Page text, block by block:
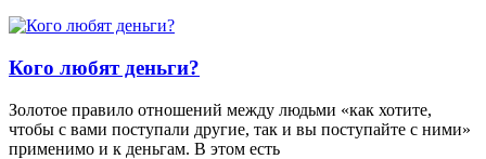
Кого любят деньги?
Золотое правило отношений между людьми «как хотите,
чтобы с вами поступали другие, так и вы поступайте с ними»
применимо и к деньгам. В этом есть